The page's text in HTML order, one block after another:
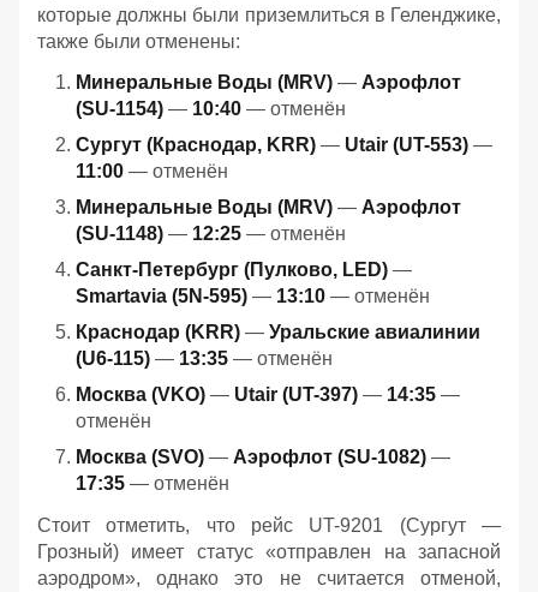
которые должны были приземлиться в Геленджике,
также были отменены:
Минеральные Воды (MRV) — Аэрофлот
(SU-1154) — 10:40 — отменён
Сургут (Краснодар, KRR) — Utair (UT-553) —
11:00 — отменён
Минеральные Воды (MRV) — Аэрофлот
(SU-1148) — 12:25 — отменён
Санкт-Петербург (Пулково, LED) —
Smartavia (5N-595) — 13:10 — отменён
Краснодар (KRR) — Уральские авиалинии
(U6-115) — 13:35 — отменён
Москва (VKO) — Utair (UT-397) — 14:35 —
отменён
Москва (SVO) — Аэрофлот (SU-1082) —
17:35 — отменён
Стоит отметить, что рейс UT-9201 (Сургут —
Грозный) имеет статус «отправлен на запасной
аэродром», однако это не считается отменой,